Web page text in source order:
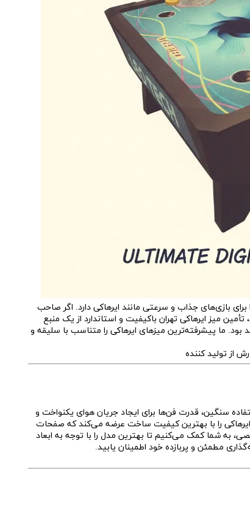
برای بازی‌های جذاب و سرعتی مانند ایرهاکی دارد. اگر صاحب
میز ایرهاکی تهران باکیفیت و استاندارد از یک منبع
ما پیشرفته‌ترین میزهای ایرهاکی را متناسب با سلیقه و
از تولید کننده
سنگین، قدرت فن‌ها برای ایجاد جریان هوای یکنواخت و
را با بهترین کیفیت ساخت عرضه می‌کند که صفحات
به شما کمک می‌کنیم تا بهترین مدل را با توجه به ابعاد
مطمئن و پربازده خود اطمینان یابید.